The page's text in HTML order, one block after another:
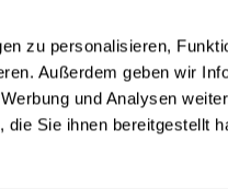
zu personalisieren,
Außerdem geben wir
und Analysen
Sie ihnen bereitgestellt